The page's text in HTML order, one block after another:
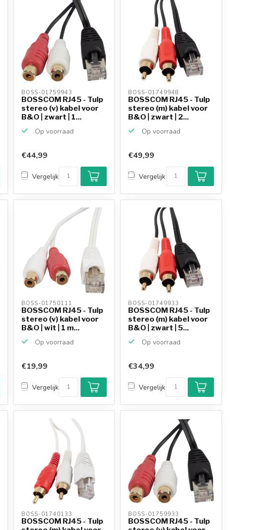
BOSS-01759943
BOSSCOM RJ45 - Tulp
stereo (v) kabel voor
B&O | zwart | 1...
Op voorraad
€44,99
Vergelijk
BOSS-01749948
BOSSCOM RJ45 - Tulp
stereo (m) kabel voor
B&O | zwart | 2...
Op voorraad
Klantenbeoordeling
9,2/10
Achteraf betalen
mogelijk
€49,99
Vergelijk
BOSS-01750111
BOSSCOM RJ45 - Tulp
stereo (v) kabel voor
B&O | wit | 1 m...
Op voorraad
€19,99
Vergelijk
BOSS-01749933
BOSSCOM RJ45 - Tulp
stereo (m) kabel voor
B&O | zwart | 5...
Op voorraad
€34,99
Vergelijk
BOSS-01740133
BOSSCOM RJ45 - Tulp
BOSS-01759933
BOSSCOM RJ45 - Tulp